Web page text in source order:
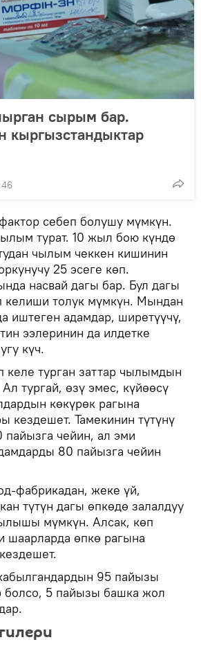
сырым бар.
кыргызстандыктар
себеп болушу мүмкүн.
турат. 10 жыл бою күндө
чылым чеккен кишинин
25 эсеге көп.
насвай дагы бар. Бул дагы
келиши толук мүмкүн. Мындан
иштеген адамдар, ширетүүчү,
ээлеринин да илдетке
күч.
келе турган заттар чылымдын
тургай, өзү эмес, күйөөсү
көкүрөк рагына
кездешет. Тамекинин түтүнү
чейин, ал эми
80 пайызга чейин
фабрикадан, жеке үй,
түтүн дагы өпкөдө залалдуу
мүмкүн. Алсак, көп
шаарларда өпкө рагына
95 пайызы
болсо, 5 пайызы башка жол